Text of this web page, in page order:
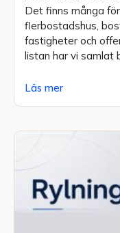
Det finns många
flerbostadshus,
fastigheter och
listan har vi samlat
Läs mer